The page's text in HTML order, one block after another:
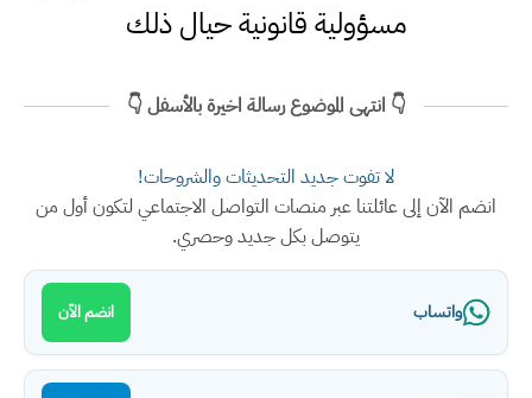
مسؤولية قانونية حيال ذلك
👇 انتهى الموضوع رسالة اخيرة بالأسفل 👇
لا تفوت جديد التحديثات والشروحات!
انضم الآن إلى عائلتنا عبر منصات التواصل الاجتماعي لتكون أول من
يتوصل بكل جديد وحصري.
واتساب انضم الآن